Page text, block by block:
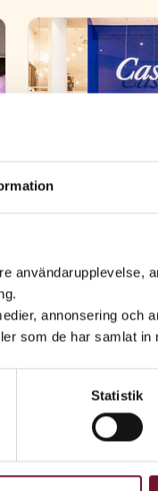
användarupplevelse,
annonsering och
som de har samlat in
Statistik